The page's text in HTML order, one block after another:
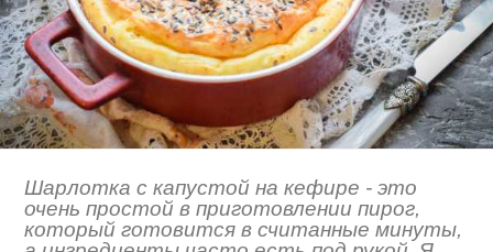
Шарлотка с капустой на кефире - это
очень простой в приготовлении пирог,
который готовится в считанные минуты,